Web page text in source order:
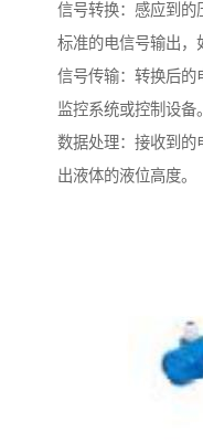
信号转换：感应到的
标准的电信号输出，
信号传输：转换后的
监控系统或控制设备。
数据处理：接收到的
出液体的液位高度。